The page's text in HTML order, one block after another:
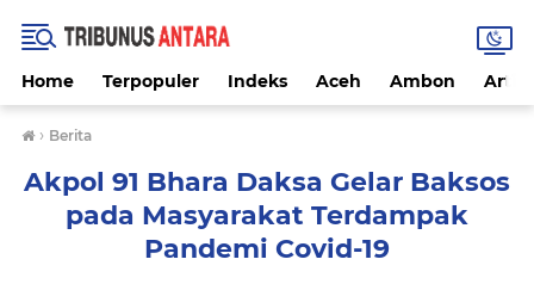
Home Terpopuler Indeks Aceh Ambon
› Berita
Akpol 91 Bhara Daksa Gelar Baksos
pada Masyarakat Terdampak
Pandemi Covid-19